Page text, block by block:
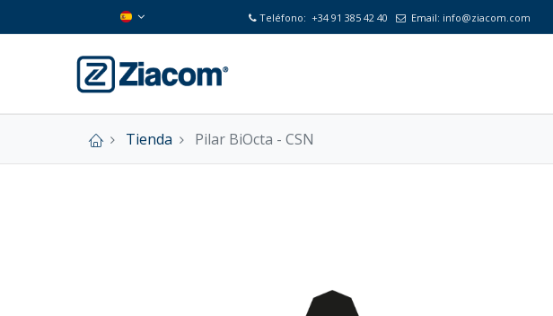
Teléfono: +34 91 385 42 40 Email: info@ziacom.com
Tienda Pilar BiOcta - CSN